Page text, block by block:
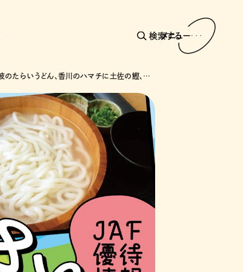
検索する
メニュー
道の駅で満喫! 阿波のたらいうどん、香川のハマチに土佐の鰹、愛媛のみかんとご当地メニューなど、四国エリアのふるさとグルメ